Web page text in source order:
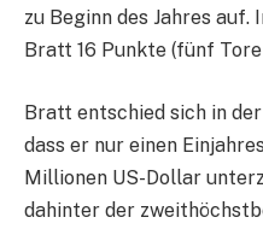
zu Beginn des Jahres auf.
Bratt 16 Punkte (fünf Tore
Bratt entschied sich in
dass er nur einen
Millionen US-Dollar
dahinter der